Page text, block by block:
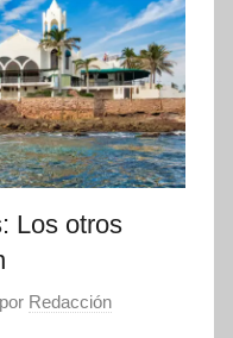
Los otros
por Redacción